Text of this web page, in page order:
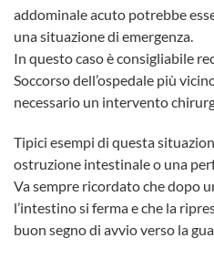
addominale acuto potrebbe
una situazione di emergenza.
In questo caso è consigliabile
Soccorso dell’ospedale più
necessario un intervento
Tipici esempi di questa
ostruzione intestinale o una
Va sempre ricordato che dopo
l’intestino si ferma e che la
buon segno di avvio verso la